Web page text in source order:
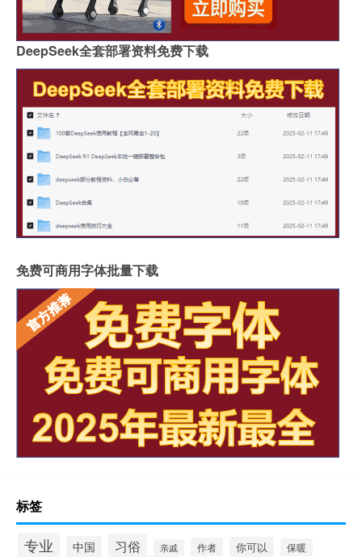
DeepSeek全套部署资料免费下载
免费可商用字体批量下载
标签
专业 中国 习俗 亲戚 作者 你可以 保暖